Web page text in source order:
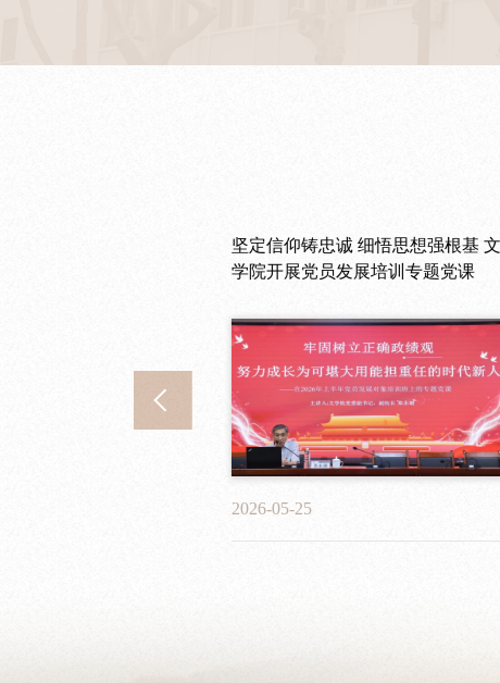
坚定信仰铸忠诚 细悟思想强根基 文
学院开展党员发展培训专题党课
2026-05-25
【2026届优秀毕业生风采展】刘文
瑄——功在平时，行稳致远
2026-06-08